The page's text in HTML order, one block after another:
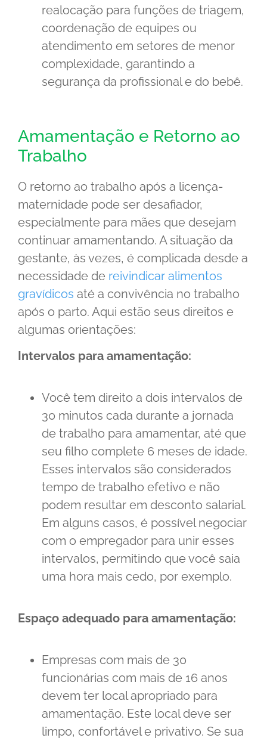
realocação para funções de triagem,
coordenação de equipes ou
atendimento em setores de menor
complexidade, garantindo a
segurança da profissional e do bebê.
Amamentação e Retorno ao
Trabalho
O retorno ao trabalho após a licença-
maternidade pode ser desafiador,
especialmente para mães que desejam
continuar amamentando. A situação da
gestante, às vezes, é complicada desde a
necessidade de reivindicar alimentos
gravídicos até a convivência no trabalho
após o parto. Aqui estão seus direitos e
algumas orientações:
Intervalos para amamentação:
Você tem direito a dois intervalos de
30 minutos cada durante a jornada
de trabalho para amamentar, até que
seu filho complete 6 meses de idade.
Esses intervalos são considerados
tempo de trabalho efetivo e não
podem resultar em desconto salarial.
Em alguns casos, é possível negociar
com o empregador para unir esses
intervalos, permitindo que você saia
uma hora mais cedo, por exemplo.
Espaço adequado para amamentação:
Empresas com mais de 30
funcionárias com mais de 16 anos
devem ter local apropriado para
amamentação. Este local deve ser
limpo, confortável e privativo. Se sua